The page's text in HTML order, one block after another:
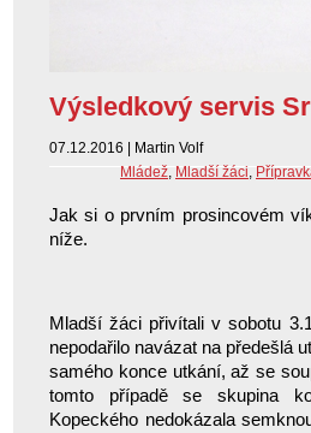
Výsledkový servis
07.12.2016 | Martin Volf
Mládež Mladší žáci
Jak si o prvním prosincovém
níže.
Mladší žáci přivítali v sobotu
nepodařilo navázat na předešlá
samého konce utkání, až se
tomto případě se skupina
Kopeckého nedokázala